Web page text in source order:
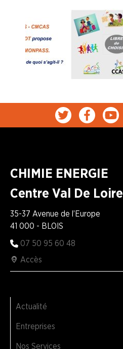
CHIMIE ENERGIE
Centre Val De Loire
35-37 Avenue de l’Europe
41 000 - BLOIS
07 50 95 60 48
Accès
Actualité
Entreprises
Nos Services